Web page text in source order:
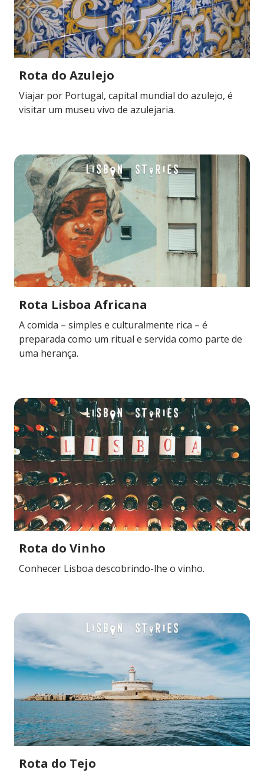
Rota do Azulejo
Viajar por Portugal, capital mundial do azulejo, é
visitar um museu vivo de azulejaria.
Rota Lisboa Africana
A comida – simples e culturalmente rica – é
preparada como um ritual e servida como parte de
uma herança.
Rota do Vinho
Conhecer Lisboa descobrindo-lhe o vinho.
Rota do Tejo